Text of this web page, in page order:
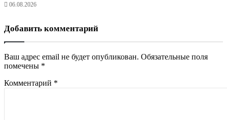
06.08.2026
Добавить комментарий
Ваш адрес email не будет опубликован. Обязательные поля
помечены *
Комментарий *